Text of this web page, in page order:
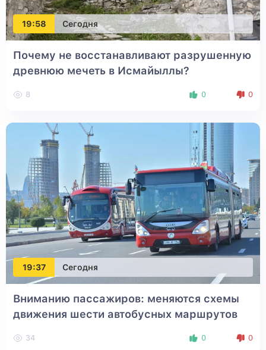
19:58 Сегодня
Почему не восстанавливают разрушенную
древнюю мечеть в Исмайыллы?
8 0 0
19:37 Сегодня
Вниманию пассажиров: меняются схемы
движения шести автобусных маршрутов
34 0 0